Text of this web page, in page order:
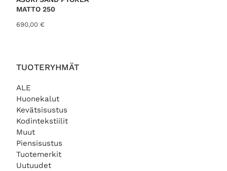
TUOTERYHMÄT
ALE
Huonekalut
Kevätsisustus
Kodintekstiilit
Muut
Piensisustus
Tuotemerkit
Uutuudet
MATTO 250
690,00 €